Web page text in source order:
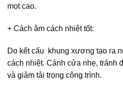
mọt cao.
+ Cách âm cách nhiệt tốt:
Do kết cấu khung xương tạo ra
cách nhiệt. Cánh cửa nhẹ, tránh
và giảm tải trọng công trình.